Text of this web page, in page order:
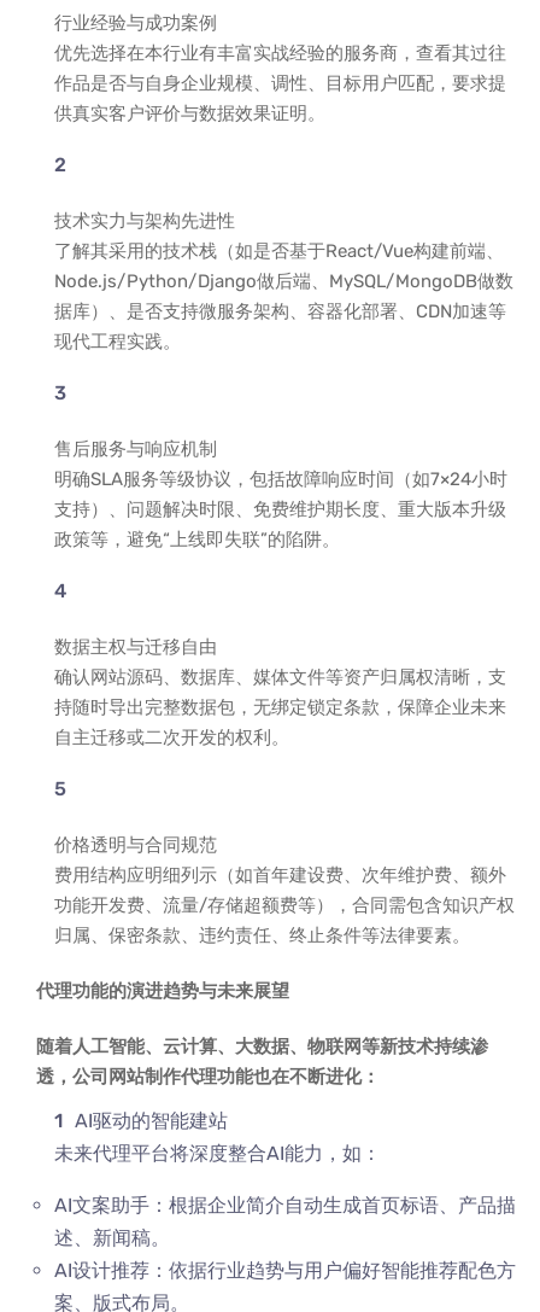
行业经验与成功案例
优先选择在本行业有丰富实战经验的服务商，查看其过往
作品是否与自身企业规模、调性、目标用户匹配，要求提
供真实客户评价与数据效果证明。
技术实力与架构先进性
了解其采用的技术栈（如是否基于React/Vue构建前端、
Node.js/Python/Django做后端、MySQL/MongoDB做数
据库）、是否支持微服务架构、容器化部署、CDN加速等
现代工程实践。
售后服务与响应机制
明确SLA服务等级协议，包括故障响应时间（如7×24小时
支持）、问题解决时限、免费维护期长度、重大版本升级
政策等，避免“上线即失联”的陷阱。
数据主权与迁移自由
确认网站源码、数据库、媒体文件等资产归属权清晰，支
持随时导出完整数据包，无绑定锁定条款，保障企业未来
自主迁移或二次开发的权利。
价格透明与合同规范
费用结构应明细列示（如首年建设费、次年维护费、额外
功能开发费、流量/存储超额费等），合同需包含知识产权
归属、保密条款、违约责任、终止条件等法律要素。
代理功能的演进趋势与未来展望
随着人工智能、云计算、大数据、物联网等新技术持续渗
透，公司网站制作代理功能也在不断进化：
AI驱动的智能建站
未来代理平台将深度整合AI能力，如：
AI文案助手：根据企业简介自动生成首页标语、产品描
述、新闻稿。
AI设计推荐：依据行业趋势与用户偏好智能推荐配色方
案、版式布局。